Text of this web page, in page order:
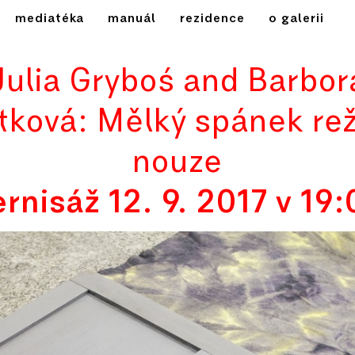
mediatéka manuál rezidence o galerii
Gryboś and
Mělký spánek
nouze
12. 9. 2017 v